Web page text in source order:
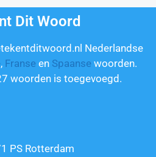
Dit Woord
Nederlandse
, Franse en Spaanse woorden.
woorden is toegevoegd.
PS Rotterdam